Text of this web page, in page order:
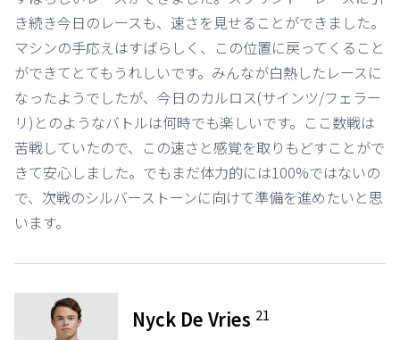
き続き今日のレースも、速さを見せることができました。
マシンの手応えはすばらしく、この位置に戻ってくること
ができてとてもうれしいです。みんなが白熱したレースに
なったようでしたが、今日のカルロス(サインツ/フェラー
リ)とのようなバトルは何時でも楽しいです。ここ数戦は
苦戦していたので、この速さと感覚を取りもどすことがで
きて安心しました。でもまだ体力的には100%ではないの
で、次戦のシルバーストーンに向けて準備を進めたいと思
います。
Nyck De Vries 21